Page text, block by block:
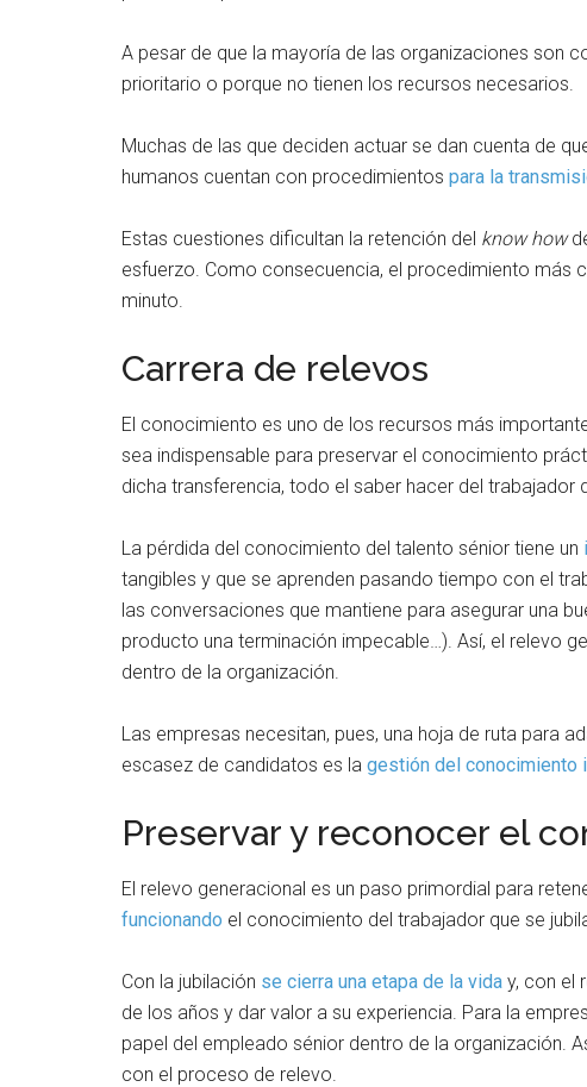
A pesar de que la mayoría de las organizaciones son
prioritario o porque no tienen los recursos necesarios.
Muchas de las que deciden actuar se dan cuenta de
humanos cuentan con procedimientos para la
Estas cuestiones dificultan la retención del know how
esfuerzo. Como consecuencia, el procedimiento más
minuto.
Carrera de relevos
El conocimiento es uno de los recursos más
sea indispensable para preservar el conocimiento
dicha transferencia, todo el saber hacer del
La pérdida del conocimiento del talento sénior tiene un
tangibles y que se aprenden pasando tiempo con el
las conversaciones que mantiene para asegurar una
producto una terminación impecable…). Así, el relevo
dentro de la organización.
Las empresas necesitan, pues, una hoja de ruta para
escasez de candidatos es la gestión del conocimiento
Preservar y reconocer el
El relevo generacional es un paso primordial para
funcionando el conocimiento del trabajador que se
Con la jubilación se cierra una etapa de la vida y, con el
de los años y dar valor a su experiencia. Para la
papel del empleado sénior dentro de la organización.
con el proceso de relevo.